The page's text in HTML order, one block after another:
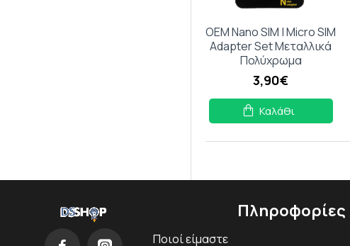
OEM Nano SIM | Micro SIM
Adapter Set Μεταλλικά
Πολύχρωμα
3,90€
Καλάθι
Πληροφορίες
Ποιοί είμαστε